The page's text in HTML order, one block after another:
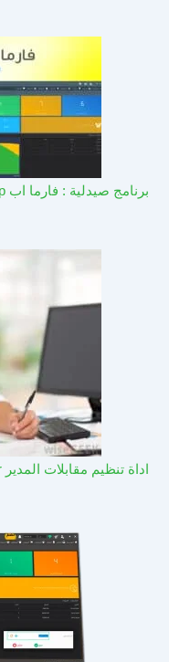
برنامج صيدلية : فارما اب PharmaUp​
اداة تنظيم مقابلات المدير Interview Manager